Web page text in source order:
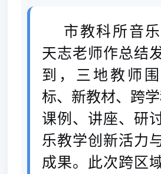
市教科所音
天志老师作总结
到，三地教师
标、新教材、跨
课例、讲座、研
乐教学创新活力
成果。此次跨区